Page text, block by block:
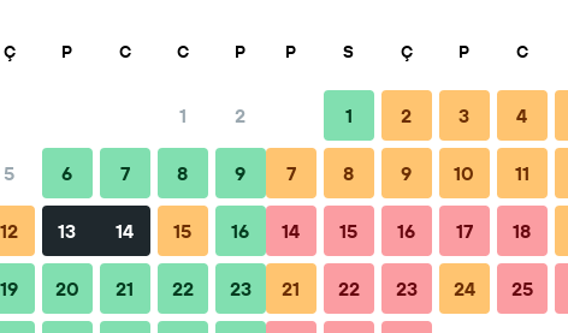
zamanı İpuçları ve SSS Yakındaki tesisler
Ç P C C P
1 2
5 6 7 8 9
12 13 14 15 16
19 20 21 22 23
P S Ç P C
1 2 3 4
7 8 9 10 11
14 15 16 17 18
21 22 23 24 25